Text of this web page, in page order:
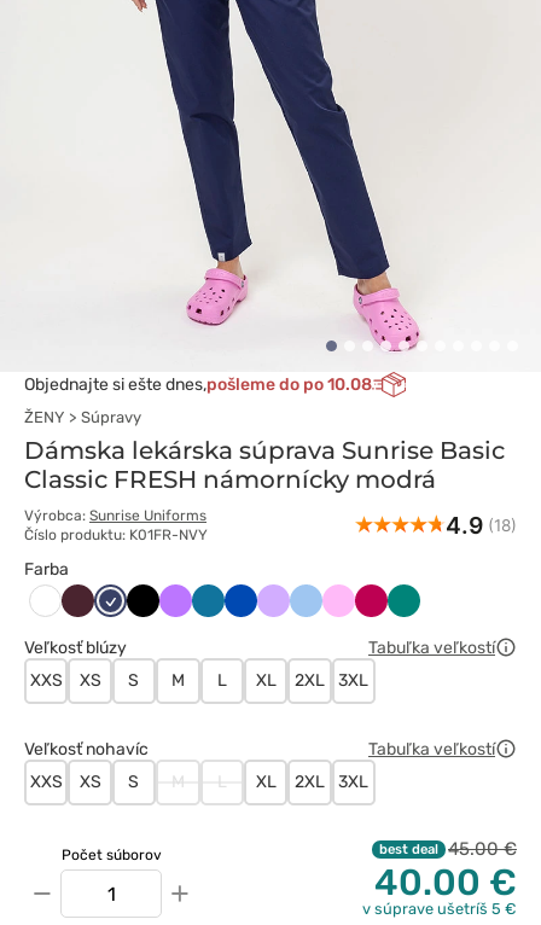
Objednajte si ešte dnes,pošleme do po 10.08
ŽENY Súpravy
Dámska lekárska súprava Sunrise Basic
Classic FRESH námornícky modrá
Výrobca: Sunrise Uniforms
Číslo produktu: K01FR-NVY
4.9 (18)
Farba
Biały Burgundowy
CiemnyCzarnyFioletowyKaraibskiKrólewskiLawendowy
NiebieskiRóżowyŚliwkowy
Zielony
Veľkosť blúzy
Tabuľka veľkostí
XXS
XS S M L XL 2XL 3XL
Veľkosť nohavíc
Tabuľka veľkostí
XXS
XS S M L XL 2XL 3XL
Počet súborov
− +
best deal 45.00 €
40.00 €
v súprave ušetríš 5 €